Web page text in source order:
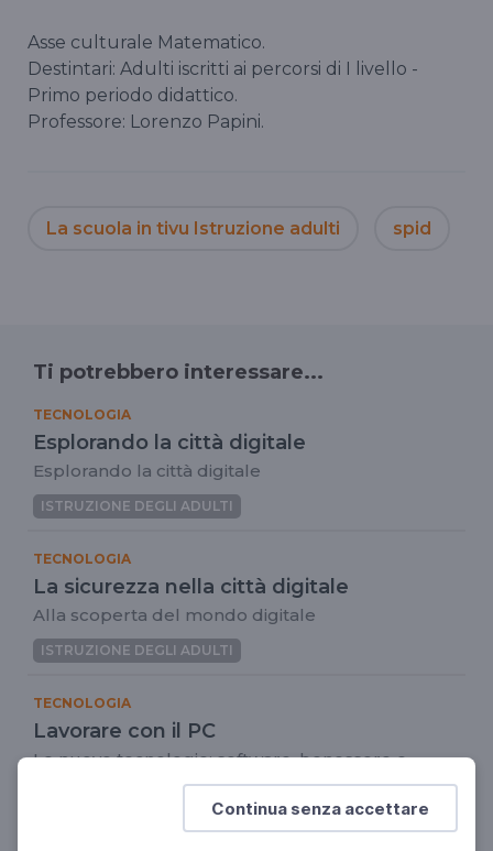
Continua senza accettare
Asse culturale Matematico.
Destintari: Adulti iscritti ai percorsi di I livello -
Primo periodo didattico.
Professore: Lorenzo Papini.
La scuola in tivu Istruzione adulti spid
Ti potrebbero interessare...
TECNOLOGIA
Esplorando la città digitale
Esplorando la città digitale
ISTRUZIONE DEGLI ADULTI
TECNOLOGIA
La sicurezza nella città digitale
Alla scoperta del mondo digitale
ISTRUZIONE DEGLI ADULTI
TECNOLOGIA
Lavorare con il PC
Le nuove tecnologie: software, benessere e
rispetto dell'ambiente
ISTRUZIONE DEGLI ADULTI